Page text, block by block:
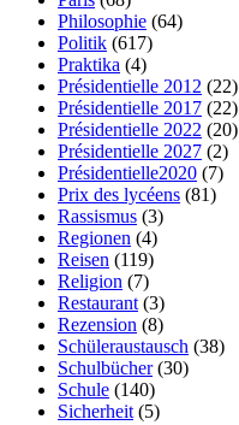
Philosophie (64)
Politik (617)
Praktika (4)
Présidentielle 2012 (22)
Présidentielle 2017 (22)
Présidentielle 2022 (20)
Présidentielle 2027 (2)
Présidentielle2020 (7)
Prix des lycéens (81)
Rassismus (3)
Regionen (4)
Reisen (119)
Religion (7)
Restaurant (3)
Rezension (8)
Schüleraustausch (38)
Schulbücher(30)
Schule (140)
Sicherheit (5)